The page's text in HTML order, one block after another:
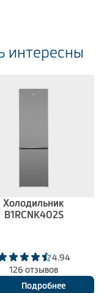
интересны
Холодильник
B1RCNK402S
4.94
126 отзывов
Подробнее